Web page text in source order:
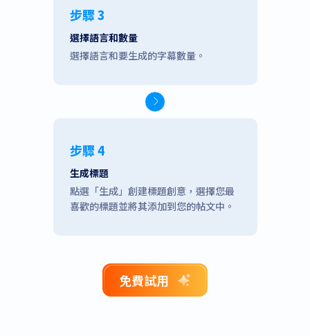
步驟 3
選擇語言和數量
選擇語言和要生成的字幕數量。
步驟 4
生成標題
點選「生成」創建標題創意，選擇您最
喜歡的標題並將其添加到您的帖文中。
免費試用